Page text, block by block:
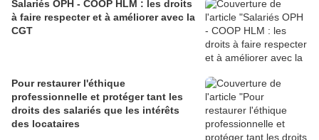
Salariés OPH - COOP HLM : les droits
à faire respecter et à améliorer avec la
CGT
Pour restaurer l'éthique
professionnelle et protéger tant les
droits des salariés que les intérêts
des locataires